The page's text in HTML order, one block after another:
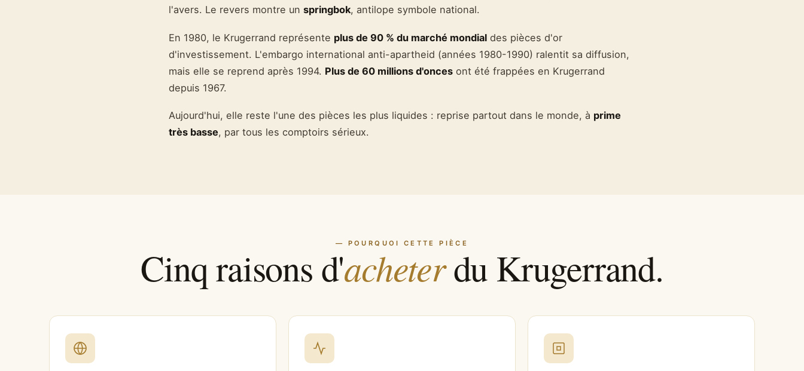
l'avers. Le revers montre un springbok, antilope symbole national.
En 1980, le Krugerrand représente plus de 90 % du marché mondial des pièces d'or
d'investissement. L'embargo international anti-apartheid (années 1980-1990) ralentit sa diffusion,
mais elle se reprend après 1994. Plus de 60 millions d'onces ont été frappées en Krugerrand
depuis 1967.
Aujourd'hui, elle reste l'une des pièces les plus liquides : reprise partout dans le monde, à prime
très basse, par tous les comptoirs sérieux.
— POURQUOI CETTE PIÈCE
Cinq raisons d'acheterdu Krugerrand.